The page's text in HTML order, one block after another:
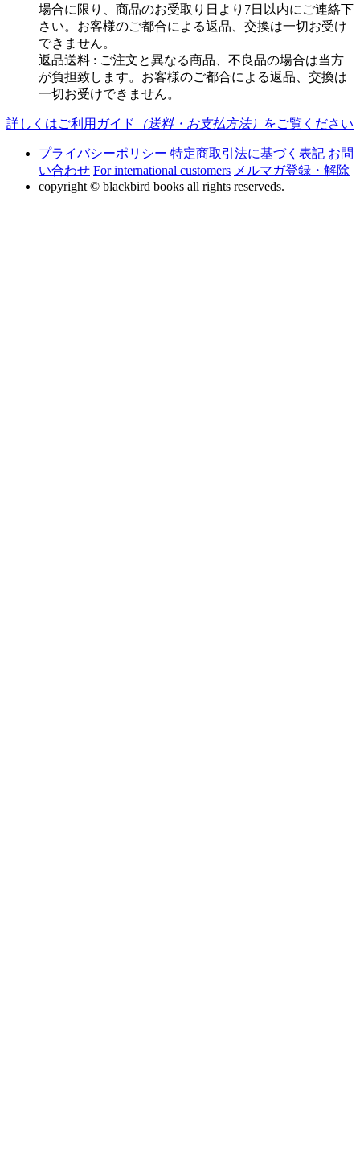
場合に限り、商品のお受取り日より7日以内にご連絡下
さい。お客様のご都合による返品、交換は一切お受け
できません。
返品送料 : ご注文と異なる商品、不良品の場合は当方
が負担致します。お客様のご都合による返品、交換は
一切お受けできません。
詳しくはご利用ガイド （送料・お支払方法） をご覧ください
プライバシーポリシー 特定商取引法に基づく表記 お問
い合わせ For international customers メルマガ登録・解除
copyright © blackbird books all rights reserveds.